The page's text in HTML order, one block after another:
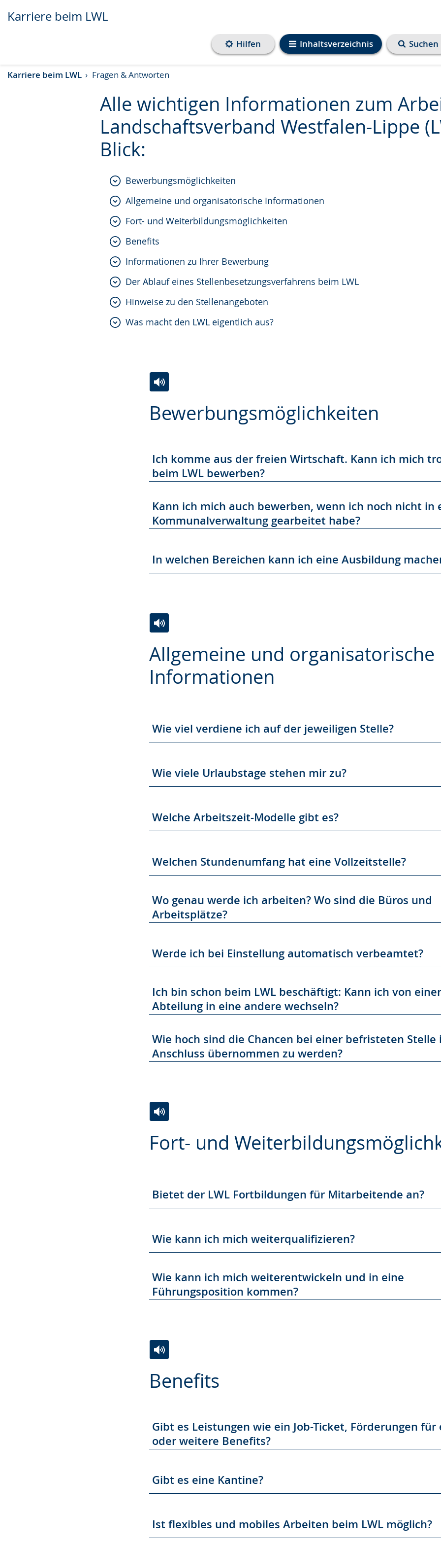
Transkript anzeigen
Abspielen
Pausieren
Karriere beim LWL
Inhaltsverzeichnis
Hilfen Suchen
Karriere beim LWL Fragen & Antworten
Alle wichtigen Informationen zum
Landschaftsverband Westfalen-Lippe
Blick:
Bewerbungsmöglichkeiten
Allgemeine und organisatorische Informationen
Fort- und Weiterbildungsmöglichkeiten
Benefits
Informationen zu Ihrer Bewerbung
Der Ablauf eines Stellenbesetzungsverfahrens beim LWL
Hinweise zu den Stellenangeboten
Was macht den LWL eigentlich aus?
Bewerbungsmöglichkeiten
Leichten
Audio-
Video
Gebärdensprache
wird
angezeigt.
Ich komme aus der freien Wirtschaft. Kann ich mich
beim LWL bewerben?
Kann ich mich auch bewerben, wenn ich noch nicht in
Kommunalverwaltung gearbeitet habe?
In welchen Bereichen kann ich eine Ausbildung
Allgemeine und organisatorische
Informationen
Leichten
Sprache
wechseln.
Audio-
Unterstützung.
Video
in
Deutscher
angezeigt.
Wie viel verdiene ich auf der jeweiligen Stelle?
Wie viele Urlaubstage stehen mir zu?
Welche Arbeitszeit-Modelle gibt es?
Welchen Stundenumfang hat eine Vollzeitstelle?
Wo genau werde ich arbeiten? Wo sind die Büros und
Arbeitsplätze?
Werde ich bei Einstellung automatisch verbeamtet?
Ich bin schon beim LWL beschäftigt: Kann ich von einer
Abteilung in eine andere wechseln?
Wie hoch sind die Chancen bei einer befristeten Stelle
Anschluss übernommen zu werden?
Fort- und
Leichten
Audio-
Video
wird
Bietet der LWL Fortbildungen für Mitarbeitende an?
Wie kann ich mich weiterqualifizieren?
Wie kann ich mich weiterentwickeln und in eine
Führungsposition kommen?
Benefits
Leichten
Audio-
Video
Gebärdensprache
wird
angezeigt.
Gibt es Leistungen wie ein Job-Ticket, Förderungen für
oder weitere Benefits?
Gibt es eine Kantine?
Ist flexibles und mobiles Arbeiten beim LWL möglich?